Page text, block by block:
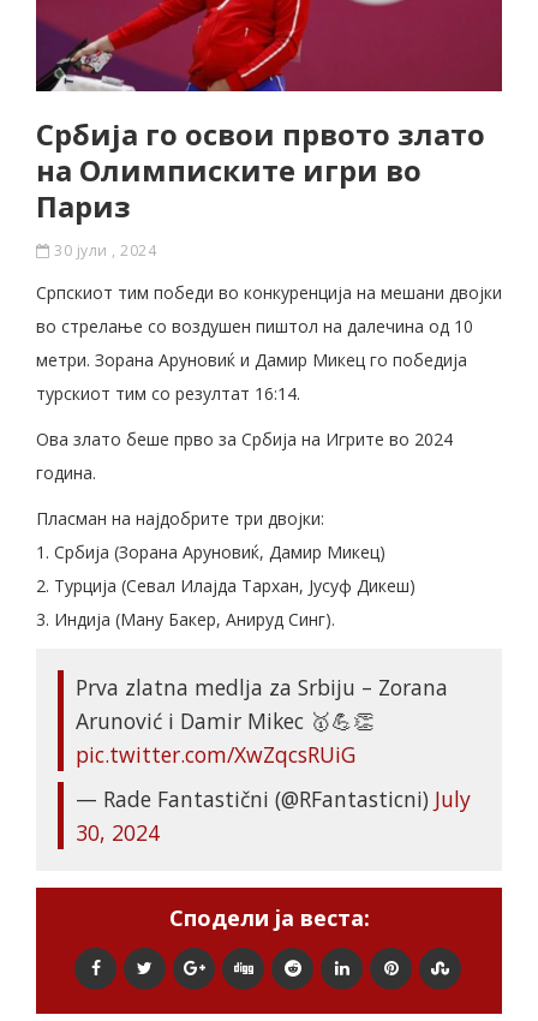
Србија го освои првото злато
на Олимписките игри во
Париз
30 јули , 2024
Српскиот тим победи во конкуренција на мешани двојки
во стрелање со воздушен пиштол на далечина од 10
метри. Зорана Аруновиќ и Дамир Микец го победија
турскиот тим со резултат 16:14.
Ова злато беше прво за Србија на Игрите во 2024
година.
Пласман на најдобрите три двојки:
1. Србија (Зорана Аруновиќ, Дамир Микец)
2. Турција (Севал Илајда Тархан, Јусуф Дикеш)
3. Индија (Ману Бакер, Анируд Синг).
Prva zlatna medlja za Srbiju – Zorana
Arunović i Damir Mikec 🥇💪👏
pic.twitter.com/XwZqcsRUiG
— Rade Fantastični (@RFantasticni) July
30, 2024
Сподели ја веста: